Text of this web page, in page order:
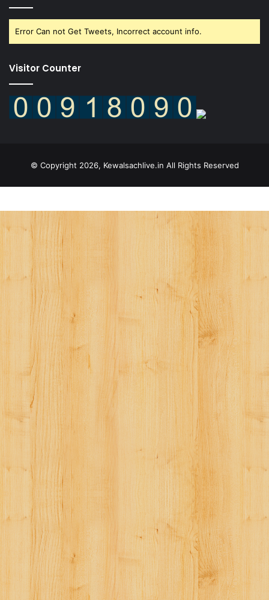
Error Can not Get Tweets, Incorrect account info.
Visitor Counter
© Copyright 2026, Kewalsachlive.in All Rights Reserved